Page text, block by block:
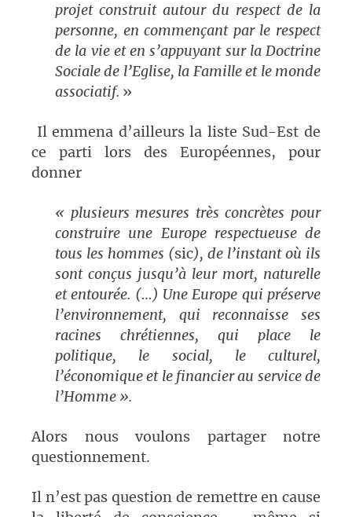
projet construit autour du respect de la
personne, en commençant par le respect
de la vie et en s’appuyant sur la Doctrine
Sociale de l’Eglise, la Famille et le monde
associatif. »
Il emmena d’ailleurs la liste Sud-Est de
ce parti lors des Européennes, pour
donner
« plusieurs mesures très concrètes pour
construire une Europe respectueuse de
tous les hommes (sic), de l’instant où ils
sont conçus jusqu’à leur mort, naturelle
et entourée. (…) Une Europe qui préserve
l’environnement, qui reconnaisse ses
racines chrétiennes, qui place le
politique, le social, le culturel,
l’économique et le financier au service de
l’Homme ».
Alors nous voulons partager notre
questionnement.
Il n’est pas question de remettre en cause